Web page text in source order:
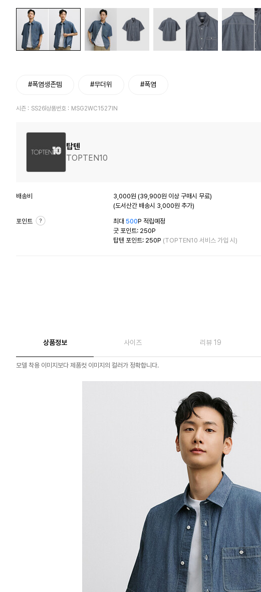
#폭염생존템 #무더위 #폭염
시즌 : SS26 상품번호 : MSG2WC1527IN
탑텐
TOPTEN10
배송비
3,000원 (39,900원 이상 구매시 무료)
(도서산간 배송시 3,000원 추가)
포인트 최대 500P 적립예정
굿 포인트: 250P
탑텐 포인트: 250P (TOPTEN10 서비스 가입 시)
상품정보 사이즈 리뷰 19
모델 착용 이미지보다 제품컷 이미지의 컬러가 정확합니다.